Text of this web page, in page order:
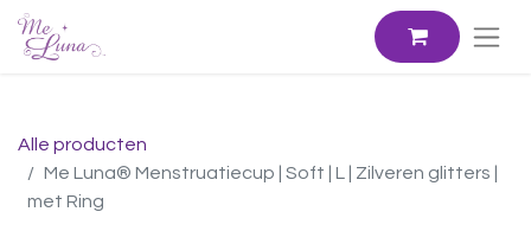
Alle producten
Me Luna® Menstruatiecup | Soft | L | Zilveren glitters |
met Ring